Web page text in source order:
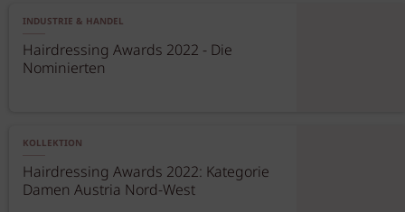
INDUSTRIE & HANDEL
Hairdressing Awards 2022 - Die
Nominierten
KOLLEKTION
Hairdressing Awards 2022: Kategorie
Damen Austria Nord-West